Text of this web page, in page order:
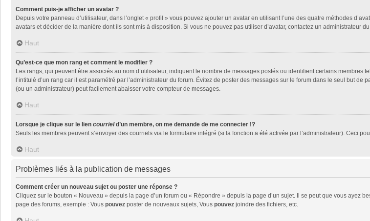
Comment puis-je afficher un avatar ?
Depuis votre panneau d’utilisateur, dans l’onglet « profil » vous pouvez ajouter un avatar en utilisant l’une des quatre méthodes
avatars et décider de la manière dont ils sont mis à disposition. Si vous ne pouvez pas utiliser d’avatar, contactez un administrateur
Haut
Qu’est-ce que mon rang et comment le modifier ?
Les rangs, qui peuvent être associés au nom d’utilisateur, indiquent le nombre de messages postés ou identifient certains
l’intitulé d’un rang car il est paramétré par l’administrateur du forum. Évitez de poster des messages sur le forum dans le seul but
(ou un administrateur) peut facilement abaisser votre compteur de messages.
Haut
Lorsque je clique sur le lien courrield’un membre, on me demande de me connecter !?
Seuls les membres peuvent s’envoyer des courriels via le formulaire intégré (si la fonction a été activée par l’administrateur). Ceci
Haut
Problèmes liés à la publication de messages
Comment créer un nouveau sujet ou poster une réponse ?
Cliquez sur le bouton « Nouveau » depuis la page d’un forum ou « Répondre » depuis la page d’un sujet. Il se peut que vous ayez
page des forums, exemple : Vous pouvez poster de nouveaux sujets, Vous pouvez joindre des fichiers, etc.